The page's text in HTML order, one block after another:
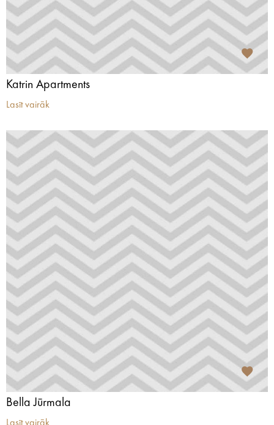
Katrin Apartments
Lasīt vairāk
Bella Jūrmala